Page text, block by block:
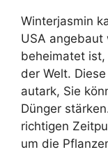
Winterjasmin
USA angebaut
beheimatet
der Welt.
autark, Sie
Dünger
richtigen
um die